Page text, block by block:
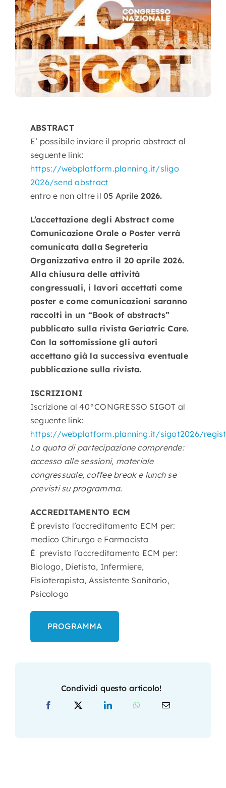
Nursing
Contatti
Area Soci
ABSTRACT
E’ possibile inviare il proprio abstract al
seguente link:
https://webplatform.planning.it/sligo
2026/send abstract
entro e non oltre il05 Aprile 2026.
L’accettazione degli Abstract come
Comunicazione Orale o Poster verrà
comunicata dalla Segreteria
Organizzativa entro il 20 aprile 2026.
Alla chiusura delle attività
congressuali, i lavori accettati come
poster e come comunicazioni saranno
raccolti in un “Book of abstracts”
pubblicato sulla rivista Geriatric Care.
Con la sottomissione gli autori
accettano già la successiva eventuale
pubblicazione sulla rivista.
ISCRIZIONI
Iscrizione al 40°CONGRESSO SIGOT al
seguente link:
https://webplatform.planning.it/sigot2026/
La quota di partecipazione comprende:
accesso alle sessioni, materiale
congressuale, coffee break e lunch se
previsti su programma.
ACCREDITAMENTO ECM
È previsto l’accreditamento ECM per:
medico Chirurgo e Farmacista
È previsto l’accreditamento ECM per:
Biologo, Dietista, Infermiere,
Fisioterapista, Assistente Sanitario,
Psicologo
PROGRAMMA
Condividi questo articolo!